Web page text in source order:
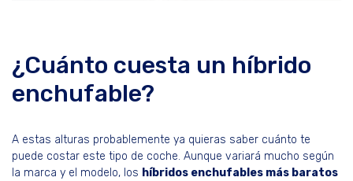
¿Cuánto cuesta un híbrido
enchufable?
A estas alturas probablemente ya quieras saber cuánto te
puede costar este tipo de coche. Aunque variará mucho según
la marca y el modelo, los híbridos enchufables más baratos